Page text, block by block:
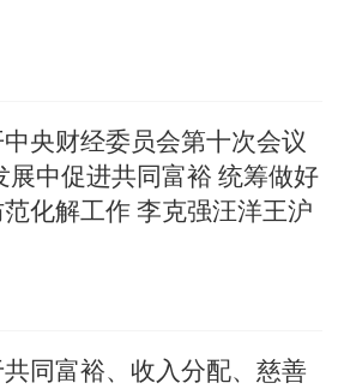
央财经委员会第十次会议
展中促进共同富裕 统筹做好
化解工作 李克强汪洋王沪
同富裕、收入分配、慈善